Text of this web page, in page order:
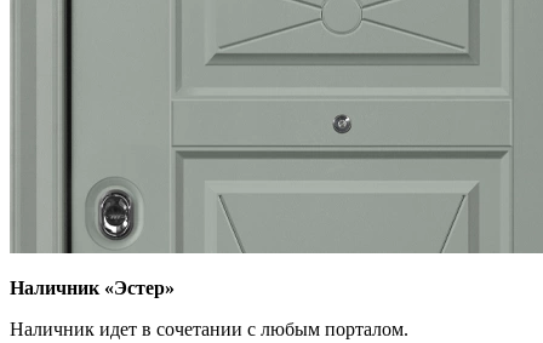
Наличник «Эстер»
Наличник идет в сочетании с любым порталом.